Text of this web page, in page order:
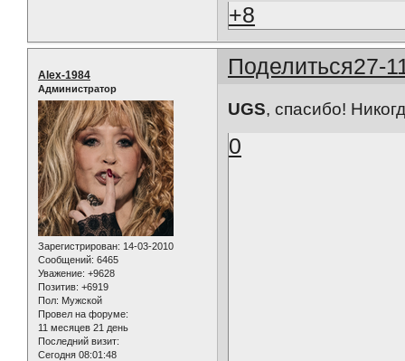
+8
Поделиться27-
Alex-1984
Администратор
Зарегистрирован: 14-03-2010
Сообщений: 6465
Уважение: +9628
Позитив: +6919
Пол: Мужской
Провел на форуме:
11 месяцев 21 день
Последний визит:
Сегодня 08:01:48
UGS, спасибо!
0